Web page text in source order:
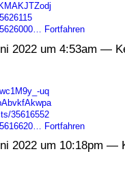
Fortfahren
2022 um 4:53am —
uq
35616552
Fortfahren
2022 um 10:18pm —